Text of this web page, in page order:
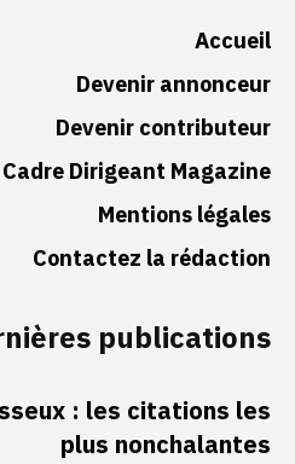
Accueil
Devenir annonceur
Devenir contributeur
Dirigeant Magazine
Mentions légales
Contactez la rédaction
publications
: les citations les
plus nonchalantes